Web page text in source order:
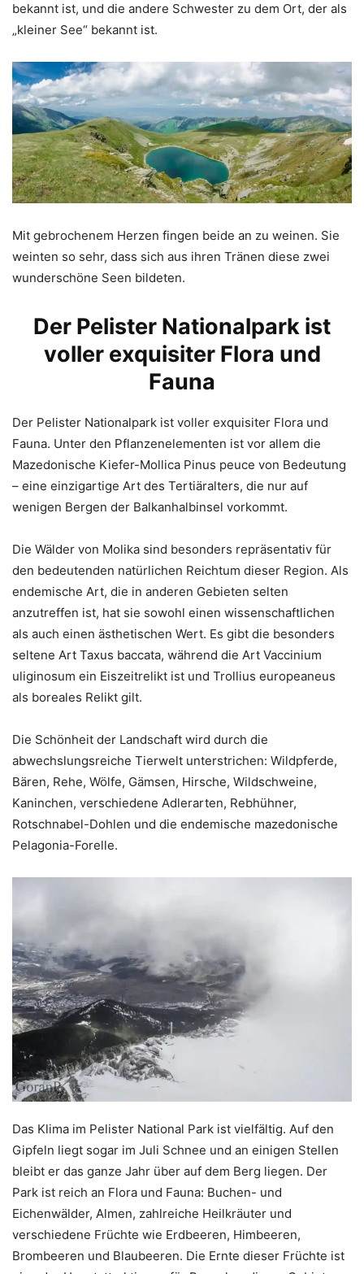
bekannt ist, und die andere Schwester zu dem Ort, der als
„kleiner See“ bekannt ist.
Mit gebrochenem Herzen fingen beide an zu weinen. Sie
weinten so sehr, dass sich aus ihren Tränen diese zwei
wunderschöne Seen bildeten.
Der Pelister Nationalpark ist
voller exquisiter Flora und
Fauna
Der Pelister Nationalpark ist voller exquisiter Flora und
Fauna. Unter den Pflanzenelementen ist vor allem die
Mazedonische Kiefer-Mollica Pinus peuce von Bedeutung
– eine einzigartige Art des Tertiäralters, die nur auf
wenigen Bergen der Balkanhalbinsel vorkommt.
Die Wälder von Molika sind besonders repräsentativ für
den bedeutenden natürlichen Reichtum dieser Region. Als
endemische Art, die in anderen Gebieten selten
anzutreffen ist, hat sie sowohl einen wissenschaftlichen
als auch einen ästhetischen Wert. Es gibt die besonders
seltene Art Taxus baccata, während die Art Vaccinium
uliginosum ein Eiszeitrelikt ist und Trollius europeaneus
als boreales Relikt gilt.
Die Schönheit der Landschaft wird durch die
abwechslungsreiche Tierwelt unterstrichen: Wildpferde,
Bären, Rehe, Wölfe, Gämsen, Hirsche, Wildschweine,
Kaninchen, verschiedene Adlerarten, Rebhühner,
Rotschnabel-Dohlen und die endemische mazedonische
Pelagonia-Forelle.
Das Klima im Pelister National Park ist vielfältig. Auf den
Gipfeln liegt sogar im Juli Schnee und an einigen Stellen
bleibt er das ganze Jahr über auf dem Berg liegen. Der
Park ist reich an Flora und Fauna: Buchen- und
Eichenwälder, Almen, zahlreiche Heilkräuter und
verschiedene Früchte wie Erdbeeren, Himbeeren,
Brombeeren und Blaubeeren. Die Ernte dieser Früchte ist